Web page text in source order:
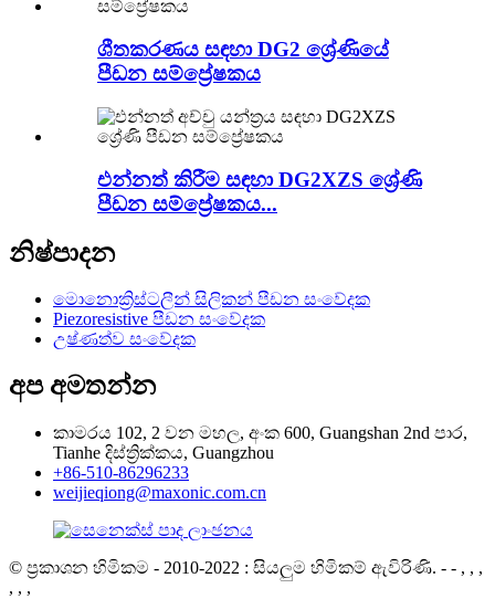
ශීතකරණය සඳහා DG2 ශ්‍රේණියේ
පීඩන සම්ප්‍රේෂකය
එන්නත් කිරීම සඳහා DG2XZS ශ්‍රේණි
පීඩන සම්ප්‍රේෂකය...
නිෂ්පාදන
මොනොක්‍රිස්ටලීන් සිලිකන් පීඩන සංවේදක
Piezoresistive පීඩන සංවේදක
උෂ්ණත්ව සංවේදක
අප අමතන්න
කාමරය 102, 2 වන මහල, අංක 600, Guangshan 2nd පාර,
Tianhe දිස්ත්‍රික්කය, Guangzhou
+86-510-86296233
weijieqiong@maxonic.com.cn
© ප්‍රකාශන හිමිකම - 2010-2022 : සියලුම හිමිකම් ඇවිරිණි. - - , , ,
, , ,